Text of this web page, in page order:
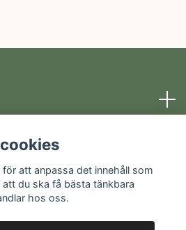
att anpassa det innehåll som
du ska få bästa tänkbara
hos oss.